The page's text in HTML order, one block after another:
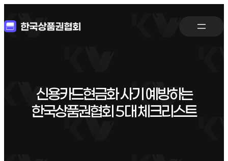
신용카드현금화 사기 예방하는
한국상품권협회 5대 체크리스트